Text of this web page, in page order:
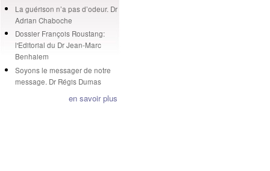
La guérison n’a pas d’odeur. Dr
Adrian Chaboche
Dossier François Roustang:
l'Editorial du Dr Jean-Marc
Benhaiem
Soyons le messager de notre
message. Dr Régis Dumas
en savoir plus